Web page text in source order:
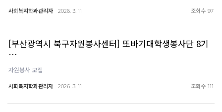
사회복지학과관리자 2026. 3. 11 조회수 97
[부산광역시 북구자원봉사센터] 또바기대학생봉사단 8기
…
자원봉사 모집
사회복지학과관리자 2026. 3. 11 조회수 111